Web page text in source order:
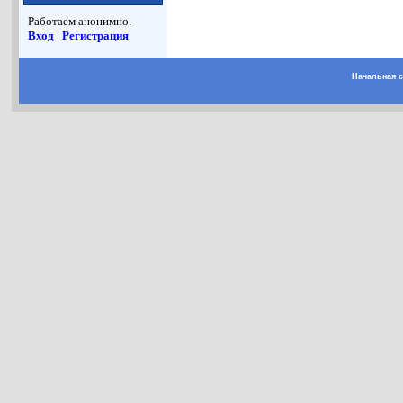
Работаем анонимно.
Вход |Регистрация
Начальная